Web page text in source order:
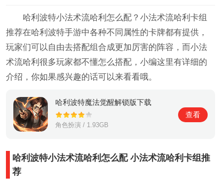
哈利波特小法术流哈利怎么配？小法术流哈利卡组
推荐在哈利波特手游中各种不同属性的卡牌都有提供，
玩家们可以自由去搭配组合成更加厉害的阵容，而小法
术流哈利很多玩家都不懂怎么搭配，小编这里有详细的
介绍，你如果感兴趣的话可以来看看哦。
哈利波特魔法觉醒解锁版下载
角色扮演 / 1.93GB
查看
哈利波特小法术流哈利怎么配 小法术流哈利卡组推
荐